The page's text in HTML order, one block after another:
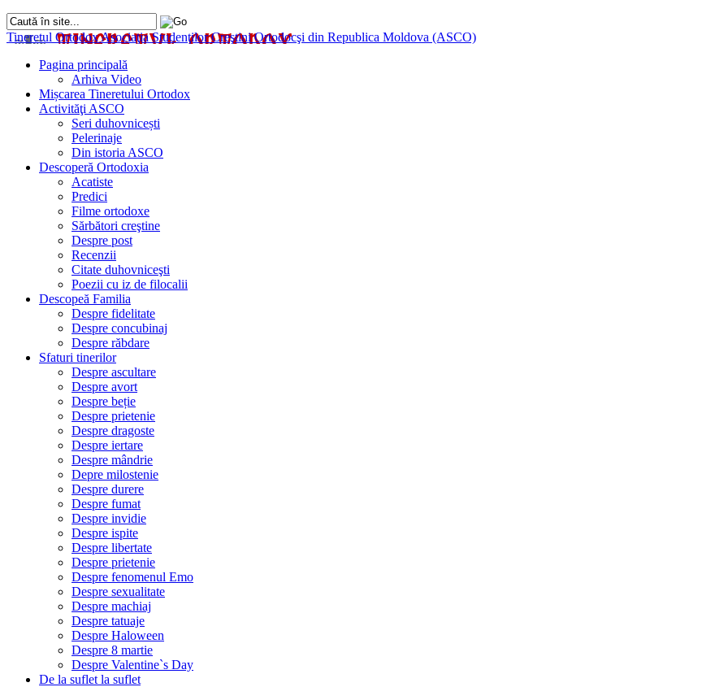
Tineretul OrtodoxAsociaţia Studenţilor Creştini Ortodocşi din Republica Moldova (ASCO)
Pagina principală
Arhiva Video
Mișcarea Tineretului Ortodox
Activităţi ASCO
Seri duhovnicești
Pelerinaje
Din istoria ASCO
Descoperă Ortodoxia
Acatiste
Predici
Filme ortodoxe
Sărbători creştine
Despre post
Recenzii
Citate duhovniceşti
Poezii cu iz de filocalii
Descopeă Familia
Despre fidelitate
Despre concubinaj
Despre răbdare
Sfaturi tinerilor
Despre ascultare
Despre avort
Despre beție
Despre prietenie
Despre dragoste
Despre iertare
Despre mândrie
Depre milostenie
Despre durere
Despre fumat
Despre invidie
Despre ispite
Despre libertate
Despre prietenie
Despre fenomenul Emo
Despre sexualitate
Despre machiaj
Despre tatuaje
Despre Haloween
Despre 8 martie
Despre Valentine`s Day
De la suflet la suflet